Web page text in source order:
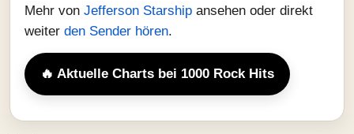
Mehr von Jefferson Starship ansehen oder direkt
weiter den Sender hören.
🔥 Aktuelle Charts bei 1000 Rock Hits